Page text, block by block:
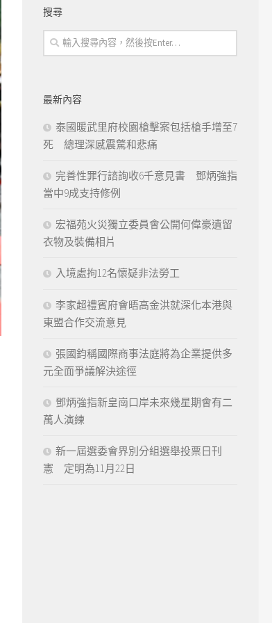
搜尋
最新內容
泰國暖武里府校園槍擊案包括槍手增至7
死 總理深感震驚和悲痛
完善性罪行諮詢收6千意見書 鄧炳強指
當中9成支持修例
宏福苑火災獨立委員會公開何偉豪遺留
衣物及裝備相片
入境處拘12名懷疑非法勞工
李家超禮賓府會晤高金洪就深化本港與
東盟合作交流意見
張國鈞稱國際商事法庭將為企業提供多
元全面爭議解決途徑
鄧炳強指新皇崗口岸未來幾星期會有二
萬人演練
新一屆選委會界別分組選舉投票日刊
憲 定明為11月22日